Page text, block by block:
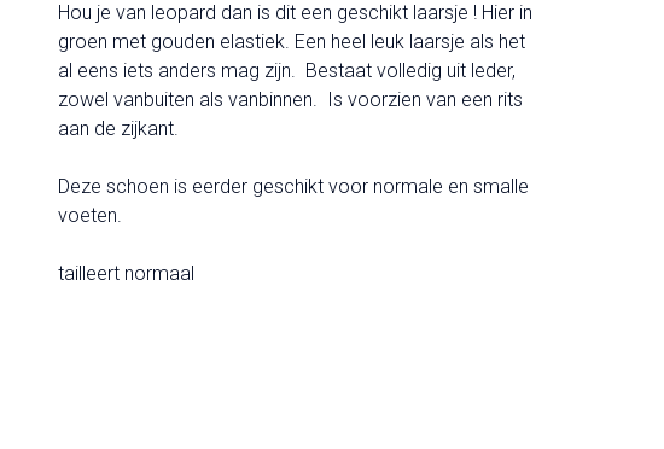
Hou je van leopard dan is dit een geschikt laarsje ! Hier in
groen met gouden elastiek. Een heel leuk laarsje als het
al eens iets anders mag zijn. Bestaat volledig uit leder,
zowel vanbuiten als vanbinnen. Is voorzien van een rits
aan de zijkant.
Deze schoen is eerder geschikt voor normale en smalle
voeten.
tailleert normaal